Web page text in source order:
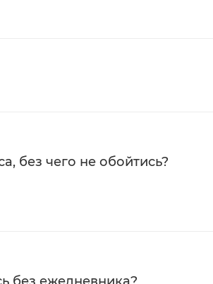
без чего не обойтись?